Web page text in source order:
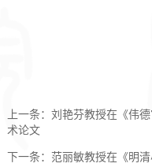
上一条： 刘艳芬教授在《伟
术论文
下一条： 范丽敏教授在《明